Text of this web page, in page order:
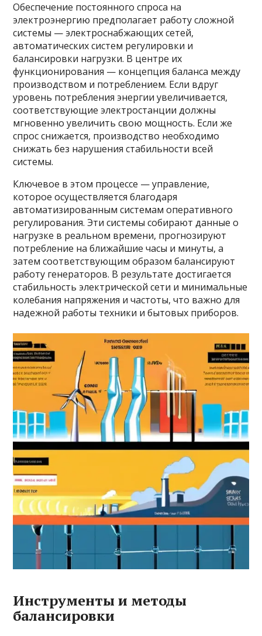
Обеспечение постоянного спроса на
электроэнергию предполагает работу сложной
системы — электроснабжающих сетей,
автоматических систем регулировки и
балансировки нагрузки. В центре их
функционирования — концепция баланса между
производством и потреблением. Если вдруг
уровень потребления энергии увеличивается,
соответствующие электростанции должны
мгновенно увеличить свою мощность. Если же
спрос снижается, производство необходимо
снижать без нарушения стабильности всей
системы.
Ключевое в этом процессе — управление,
которое осуществляется благодаря
автоматизированным системам оперативного
регулирования. Эти системы собирают данные о
нагрузке в реальном времени, прогнозируют
потребление на ближайшие часы и минуты, а
затем соответствующим образом балансируют
работу генераторов. В результате достигается
стабильность электрической сети и минимальные
колебания напряжения и частоты, что важно для
надежной работы техники и бытовых приборов.
Инструменты и методы
балансировки